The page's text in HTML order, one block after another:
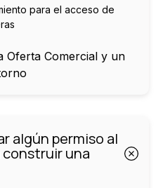
para el acceso de
Oferta Comercial y un
algún permiso al
una